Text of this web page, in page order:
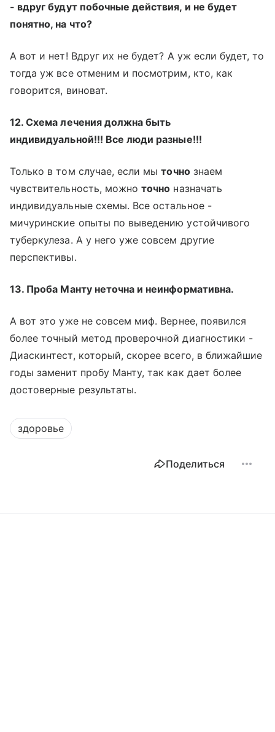
- вдруг будут побочные действия, и не будет
понятно, на что?
А вот и нет! Вдруг их не будет? А уж если будет, то
тогда уж все отменим и посмотрим, кто, как
говорится, виноват.
12. Схема лечения должна быть
индивидуальной!!! Все люди разные!!!
Только в том случае, если мыточнознаем
чувствительность, можноточно назначать
индивидуальные схемы. Все остальное -
мичуринские опыты по выведению устойчивого
туберкулеза. А у него уже совсем другие
перспективы.
13. Проба Манту неточна и неинформативна.
А вот это уже не совсем миф. Вернее, появился
более точный метод проверочной диагностики -
Диаскинтест, который, скорее всего, в ближайшие
годы заменит пробу Манту, так как дает более
достоверные результаты.
здоровье
Поделиться